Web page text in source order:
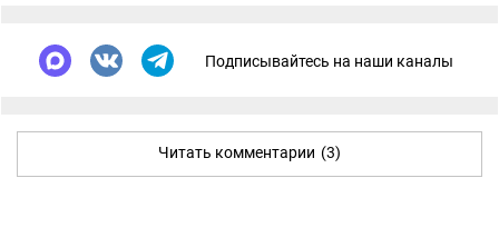
Подписывайтесь на наши каналы
Читать комментарии (3)